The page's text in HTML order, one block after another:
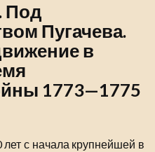
Под
Пугачева.
в
1773—1775
с начала крупнейшей в